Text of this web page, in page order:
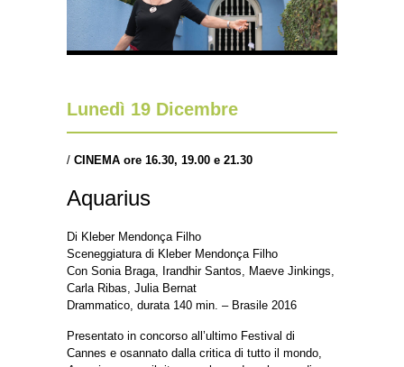
Lunedì 19 Dicembre
/ CINEMA ore 16.30, 19.00 e 21.30
Aquarius
Di Kleber Mendonça Filho
Sceneggiatura di Kleber Mendonça Filho
Con Sonia Braga, Irandhir Santos, Maeve Jinkings,
Carla Ribas, Julia Bernat
Drammatico, durata 140 min. – Brasile 2016
Presentato in concorso all’ultimo Festival di
Cannes e osannato dalla critica di tutto il mondo,